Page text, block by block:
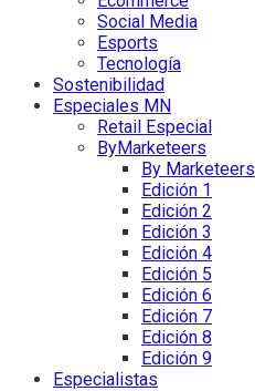
Social Media
Esports
Tecnología
Sostenibilidad
Especiales MN
Retail Especial
ByMarketeers
By Marketeers
Edición 1
Edición 2
Edición 3
Edición 4
Edición 5
Edición 6
Edición 7
Edición 8
Edición 9
Especialistas